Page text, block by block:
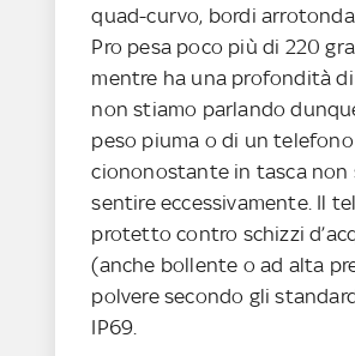
quad-curvo, bordi
Pro pesa poco più di 220
mentre ha una profondità di
non stiamo parlando
peso piuma o di un
ciononostante in tasca non
sentire eccessivamente. Il
protetto contro schizzi
(anche bollente o ad alta
polvere secondo gli
IP69.